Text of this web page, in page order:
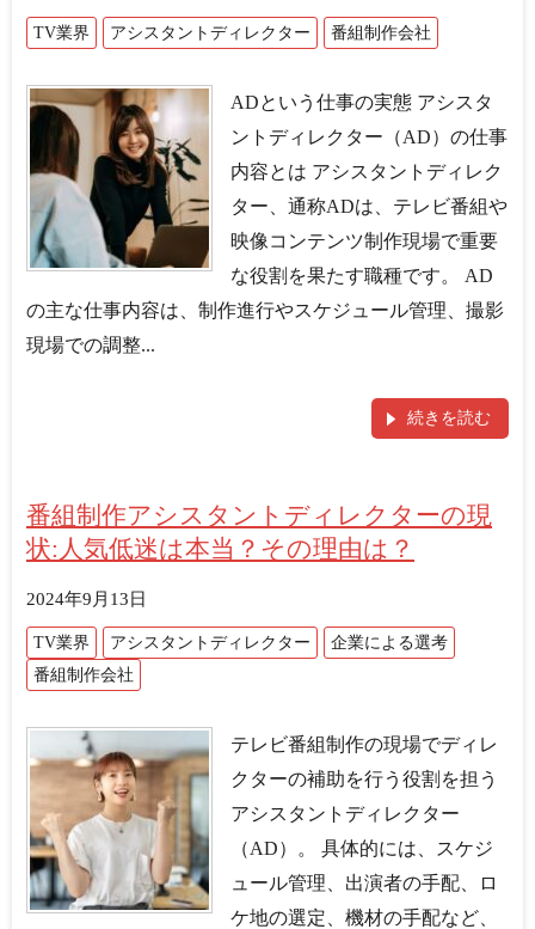
TV業界 アシスタントディレクター 番組制作会社
ADという仕事の実態 アシスタ
ントディレクター（AD）の仕事
内容とは アシスタントディレク
ター、通称ADは、テレビ番組や
映像コンテンツ制作現場で重要
な役割を果たす職種です。 AD
の主な仕事内容は、制作進行やスケジュール管理、撮影
現場での調整...
続きを読む
番組制作アシスタントディレクターの現
状:人気低迷は本当？その理由は？
2024年9月13日
TV業界 アシスタントディレクター
企業による選考
番組制作会社
テレビ番組制作の現場でディレ
クターの補助を行う役割を担う
アシスタントディレクター
（AD）。 具体的には、スケジ
ュール管理、出演者の手配、ロ
ケ地の選定、機材の手配など、